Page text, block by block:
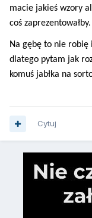
macie jakieś wzory
coś zaprezentowałby.
Na gębę to nie robię
dlatego pytam jak
komuś jabłka na
Cytuj